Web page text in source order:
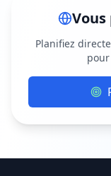
Planifiez